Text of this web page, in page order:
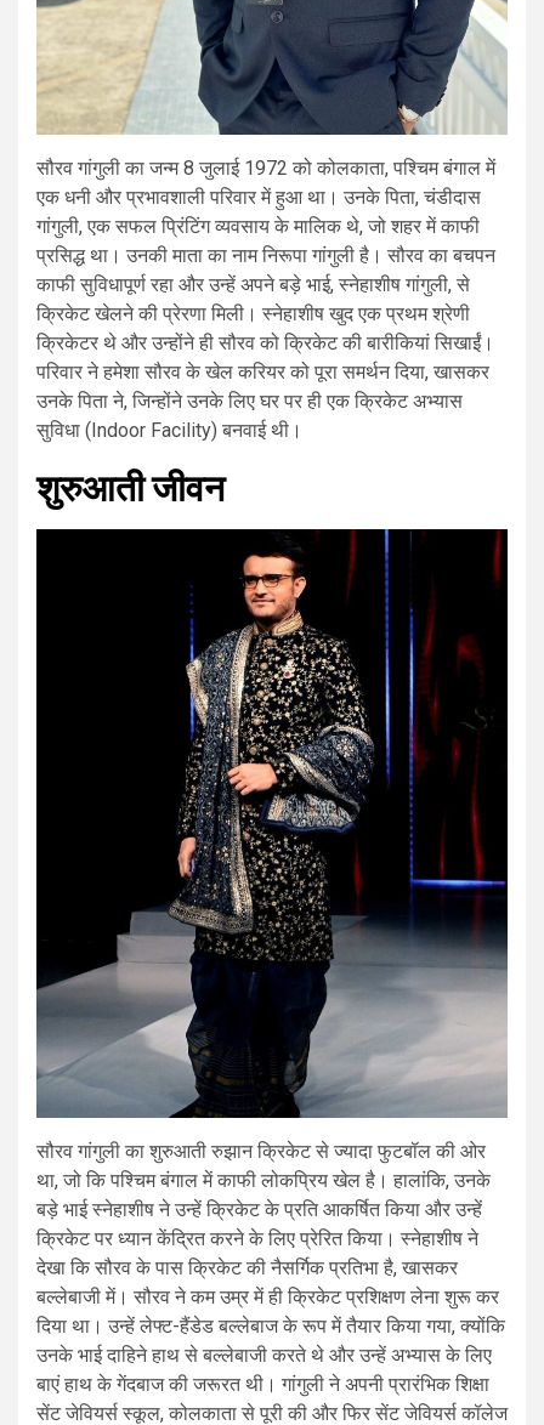
सौरव गांगुली का जन्म 8 जुलाई 1972 को कोलकाता, पश्चिम बंगाल में
एक धनी और प्रभावशाली परिवार में हुआ था। उनके पिता, चंडीदास
गांगुली, एक सफल प्रिंटिंग व्यवसाय के मालिक थे, जो शहर में काफी
प्रसिद्ध था। उनकी माता का नाम निरूपा गांगुली है। सौरव का बचपन
काफी सुविधापूर्ण रहा और उन्हें अपने बड़े भाई, स्नेहाशीष गांगुली, से
क्रिकेट खेलने की प्रेरणा मिली। स्नेहाशीष खुद एक प्रथम श्रेणी
क्रिकेटर थे और उन्होंने ही सौरव को क्रिकेट की बारीकियां सिखाईं।
परिवार ने हमेशा सौरव के खेल करियर को पूरा समर्थन दिया, खासकर
उनके पिता ने, जिन्होंने उनके लिए घर पर ही एक क्रिकेट अभ्यास
सुविधा (Indoor Facility) बनवाई थी।
शुरुआती जीवन
सौरव गांगुली का शुरुआती रुझान क्रिकेट से ज्यादा फुटबॉल की ओर
था, जो कि पश्चिम बंगाल में काफी लोकप्रिय खेल है। हालांकि, उनके
बड़े भाई स्नेहाशीष ने उन्हें क्रिकेट के प्रति आकर्षित किया और उन्हें
क्रिकेट पर ध्यान केंद्रित करने के लिए प्रेरित किया। स्नेहाशीष ने
देखा कि सौरव के पास क्रिकेट की नैसर्गिक प्रतिभा है, खासकर
बल्लेबाजी में। सौरव ने कम उम्र में ही क्रिकेट प्रशिक्षण लेना शुरू कर
दिया था। उन्हें लेफ्ट-हैंडेड बल्लेबाज के रूप में तैयार किया गया, क्योंकि
उनके भाई दाहिने हाथ से बल्लेबाजी करते थे और उन्हें अभ्यास के लिए
बाएं हाथ के गेंदबाज की जरूरत थी। गांगुली ने अपनी प्रारंभिक शिक्षा
सेंट जेवियर्स स्कूल, कोलकाता से पूरी की और फिर सेंट जेवियर्स कॉलेज